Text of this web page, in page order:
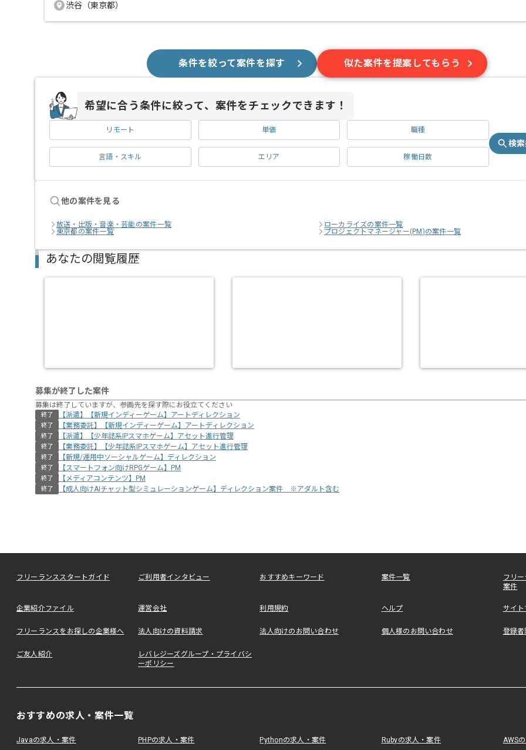
渋谷（東京都）
条件を絞って案件を探す 似た案件を提案してもらう
希望に合う条件に絞って、案件をチェックできます！
リモート 単価 職種
言語・スキル エリア 稼働日数
検
他の案件を見る
放送・出版・音楽・芸能の案件一覧
ローカライズの案件一覧
東京都の案件一覧
プロジェクトマネージャー(PM)の案件一覧
あなたの閲覧履歴
募集が終了した案件
募集は終了していますが、参画先を探す際にお役立てください
終了 【派遣】【新規インディーゲーム】アートディレクション
終了 【業務委託】【新規インディーゲーム】アートディレクション
終了 【派遣】【少年誌系IPスマホゲーム】アセット進行管理
終了 【業務委託】【少年誌系IPスマホゲーム】アセット進行管理
終了 【新規/運用中ソーシャルゲーム】ディレクション
終了 【スマートフォン向けRPGゲーム】PM
終了 【メディアコンテンツ】PM
終了 【成人向けAIチャット型シミュレーションゲーム】ディレクション案件 ※アダルト含む
フリーランススタートガイド ご利用者インタビュー おすすめキーワード 案件一覧
フリ
案件
企業紹介ファイル 運営会社 利用規約 ヘルプ サイ
フリーランスをお探しの企業様へ 法人向けの資料請求 法人向けのお問い合わせ 個人様のお問い合わせ 登録者
ご友人紹介
レバレジーズグループ・プライバシ
ーポリシー
おすすめの求人・案件一覧
Javaの求人・案件 PHPの求人・案件 Pythonの求人・案件 Rubyの求人・案件 AWS